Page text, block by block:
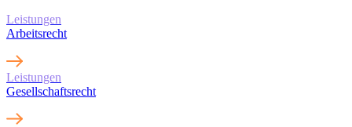
Leistungen
Arbeitsrecht
Leistungen
Gesellschaftsrecht